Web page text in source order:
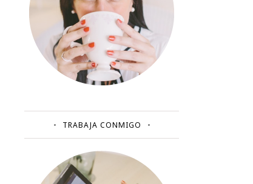
TRABAJA CONMIGO